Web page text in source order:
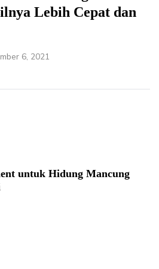
Lebih Cepat dan
6, 2021
untuk Hidung Mancung